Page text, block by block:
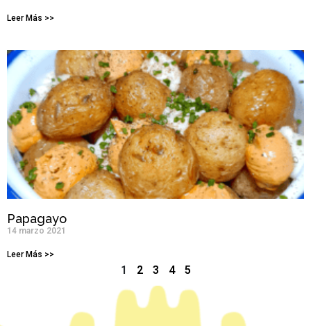
Leer Más >>
Papagayo
14 marzo 2021
Leer Más >>
1 2 3 4 5